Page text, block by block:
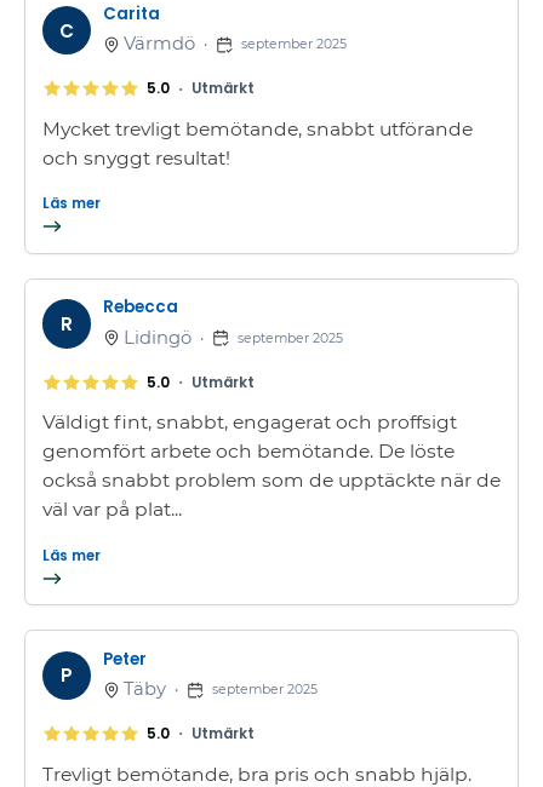
C
Carita
Värmdö • september 2025
5.0 • Utmärkt
Mycket trevligt bemötande, snabbt utförande
och snyggt resultat!
Läs mer
R
Rebecca
Lidingö • september 2025
5.0 • Utmärkt
Väldigt fint, snabbt, engagerat och proffsigt
genomfört arbete och bemötande. De löste
också snabbt problem som de upptäckte när de
väl var på plat...
Läs mer
P
Peter
Täby • september 2025
5.0 • Utmärkt
Trevligt bemötande, bra pris och snabb hjälp.